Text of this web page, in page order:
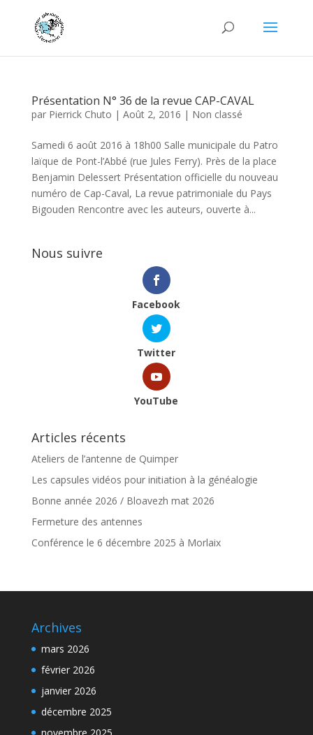
Présentation N° 36 de la revue CAP-CAVAL
par Pierrick Chuto | Août 2, 2016 | Non classé
Samedi 6 août 2016 à 18h00 Salle municipale du Patro
laïque de Pont-l’Abbé (rue Jules Ferry). Près de la place
Benjamin Delessert Présentation officielle du nouveau
numéro de Cap-Caval, La revue patrimoniale du Pays
Bigouden Rencontre avec les auteurs, ouverte à...
Nous suivre
Facebook
Twitter
YouTube
Articles récents
Ateliers de l’antenne de Quimper
Les capsules vidéos pour initiation à la généalogie
Bonne année 2026 / Bloavezh mat 2026
Fermeture des antennes
Conférence le 6 décembre 2025 à Morlaix
Archives
mars 2026
février 2026
janvier 2026
décembre 2025